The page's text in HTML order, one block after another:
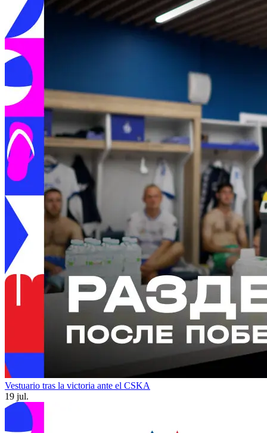
Vestuario tras la victoria ante el CSKA
19 jul.